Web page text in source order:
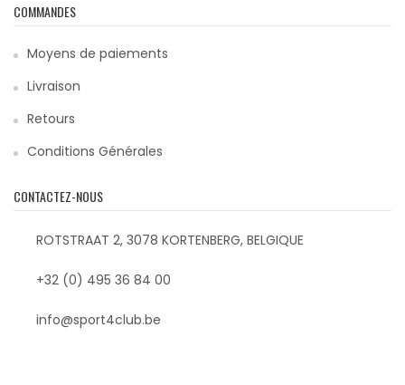
COMMANDES
Moyens de paiements
Livraison
Retours
Conditions Générales
CONTACTEZ-NOUS
ROTSTRAAT 2, 3078 KORTENBERG, BELGIQUE
+32 (0) 495 36 84 00
info@sport4club.be